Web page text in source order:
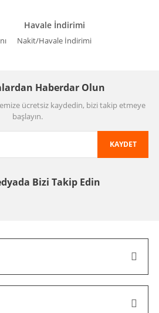
Havale İndirimi
Nakit/Havale İndirimi
Haberdar Olun
ücretsiz kaydedin, bizi takip etmeye
başlayın.
KAYDET
Bizi Takip Edin